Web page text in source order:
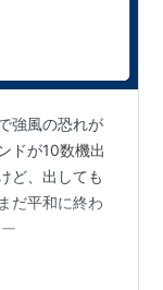
強風の恐れが
ドが10数機出
ど、出しても
だ平和に終わ